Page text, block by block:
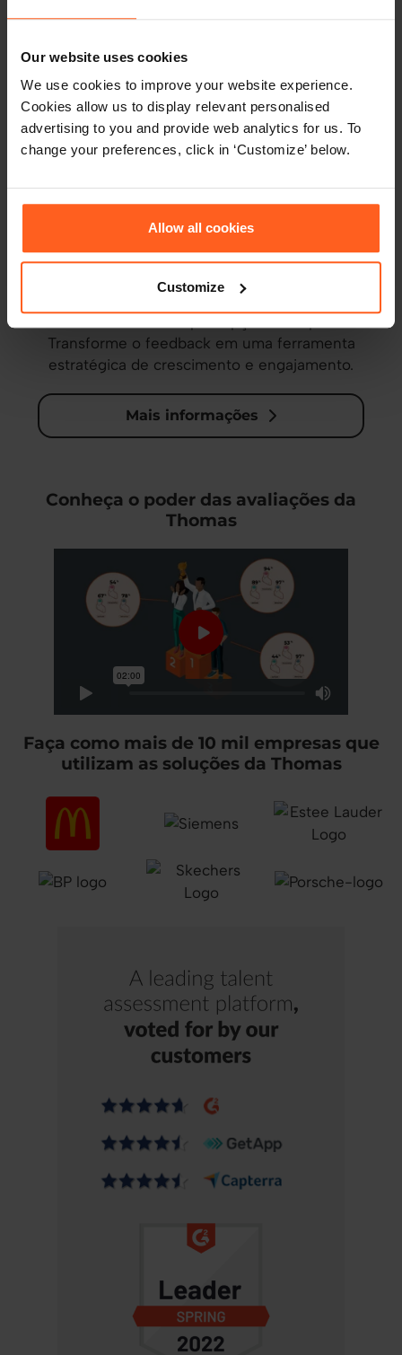
Our website uses cookies
We use cookies to improve your website experience.
Cookies allow us to display relevant personalised
advertising to you and provide web analytics for us. To
change your preferences, click in ‘Customize’ below.
Allow all cookies
Customize
desempenho de seus profissionais. A “Thomas
360” coleta feedbacks de gestores, pares,
equipes e clientes, oferecendo uma análise
Transforme o feedback em uma ferramenta
estratégica de crescimento e engajamento.
Mais informações
Conheça o poder das avaliações da
Thomas
Faça como mais de 10 mil empresas que
utilizam as soluções da Thomas